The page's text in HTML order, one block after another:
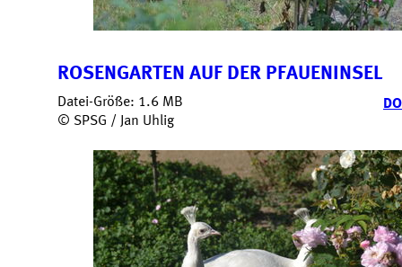
ROSENGARTEN AUF DER PFAUENINSEL
Datei-Größe: 1.6 MB
© SPSG / Jan Uhlig